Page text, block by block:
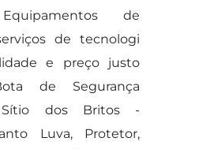
de
de tecnologi
e preço justo
de Segurança
dos Britos -
Luva, Protetor,